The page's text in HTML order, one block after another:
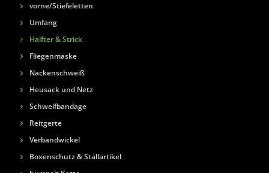
vorne/Stiefeletten
Umfang
Halfter & Strick
Fliegenmaske
Nackenschweiß
Heusack und Netz
Schweifbandage
Reitgerte
Verbandwickel
Boxenschutz & Stallartikel